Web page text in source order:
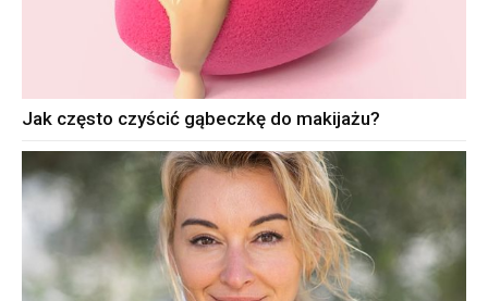
Jak często czyścić gąbeczkę do makijażu?